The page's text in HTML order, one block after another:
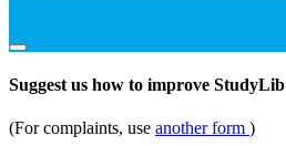
Suggest us how to improve StudyLib
(For complaints, use another form )